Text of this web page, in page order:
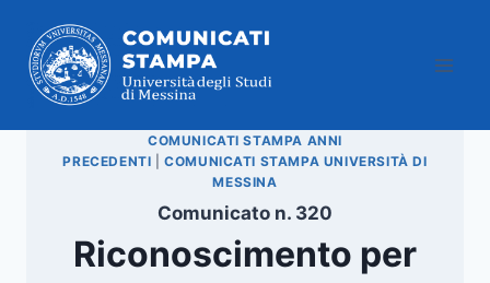
contenuto
COMUNICATI STAMPA ANNI
PRECEDENTI |COMUNICATI STAMPA UNIVERSITÀ DI
MESSINA
Comunicato n. 320
Riconoscimento per